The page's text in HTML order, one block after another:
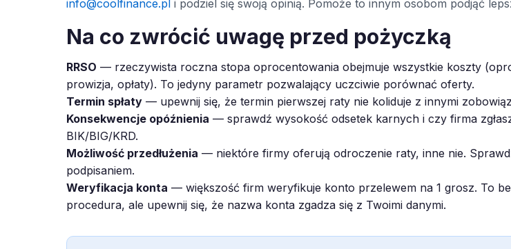
info@coolfinance.pl i podziel się swoją opinią. Pomoże to innym osobom podjąć
Na co zwrócić uwagę przed pożyczką
RRSO — rzeczywista roczna stopa oprocentowania obejmuje wszystkie koszty
prowizja, opłaty). To jedyny parametr pozwalający uczciwie porównać oferty.
Termin spłaty — upewnij się, że termin pierwszej raty nie koliduje z innymi
Konsekwencje opóźnienia — sprawdź wysokość odsetek karnych i czy firma
BIK/BIG/KRD.
Możliwość przedłużenia — niektóre firmy oferują odroczenie raty, inne nie.
podpisaniem.
Weryfikacja konta — większość firm weryfikuje konto przelewem na 1 grosz. To
procedura, ale upewnij się, że nazwa konta zgadza się z Twoimi danymi.